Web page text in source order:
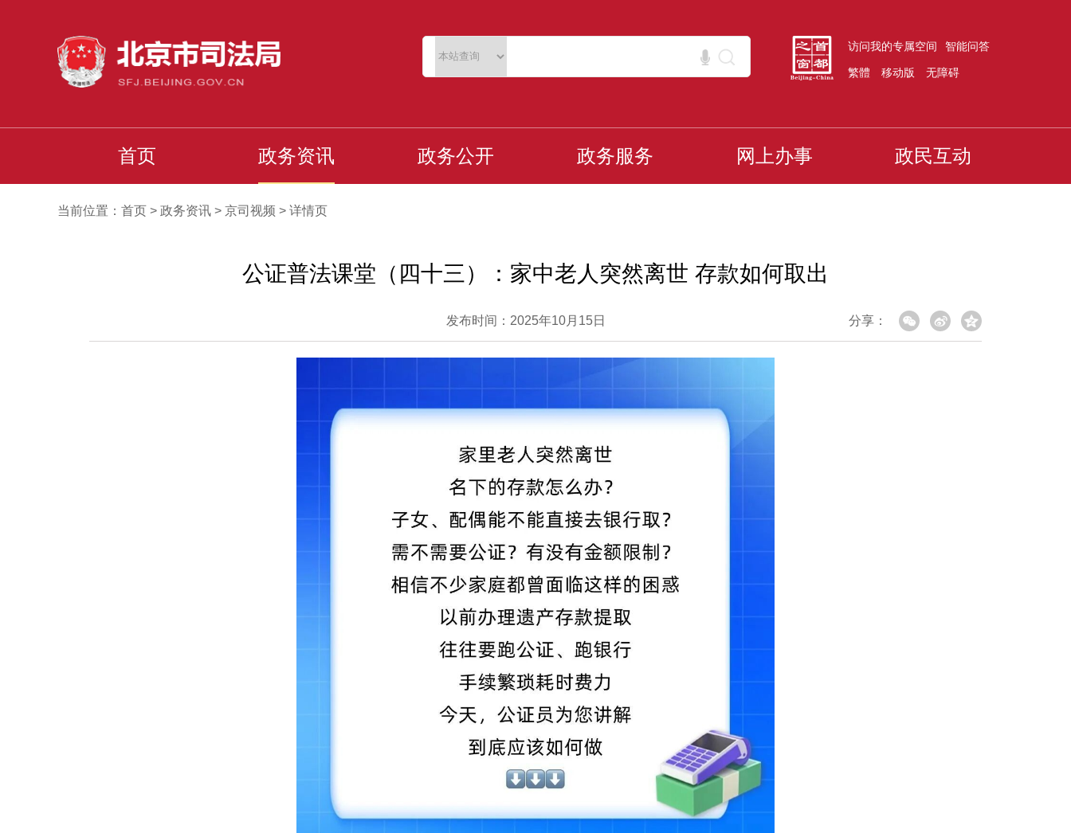
访问我的专属空间 智能问答
繁體 移动版 无障碍
首页 政务资讯 政务公开 政务服务 网上办事 政民互动
当前位置： 首页 > 政务资讯 > 京司视频 > 详情页
公证普法课堂（四十三）：家中老人突然离世 存款如何取出
发布时间：2025年10月15日 分享：